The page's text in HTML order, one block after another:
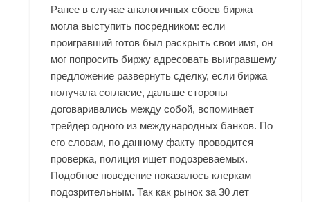
Ранее в случае аналогичных сбоев биржа
могла выступить посредником: если
проигравший готов был раскрыть свои имя, он
мог попросить биржу адресовать выигравшему
предложение развернуть сделку, если биржа
получала согласие, дальше стороны
договаривались между собой, вспоминает
трейдер одного из международных банков. По
его словам, по данному факту проводится
проверка, полиция ищет подозреваемых.
Подобное поведение показалось клеркам
подозрительным. Так как рынок за 30 лет